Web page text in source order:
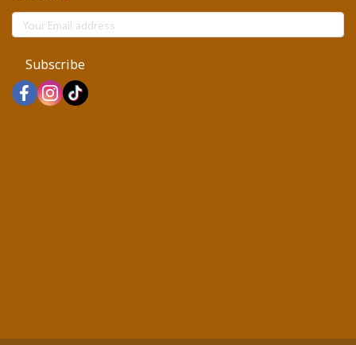
Subscribe